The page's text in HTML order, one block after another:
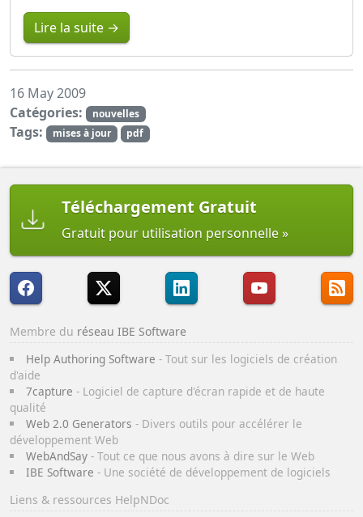
Lire la suite →
16 May 2009
Catégories:
nouvelles
Tags: mises à jour pdf
Téléchargement Gratuit
Gratuit pour utilisation personnelle
Membre du réseau IBE Software
Help Authoring Software - Tout sur les logiciels de création
d'aide
7capture - Logiciel de capture d'écran rapide et de haute
qualité
Web 2.0 Generators - Divers outils pour accélérer le
développement Web
WebAndSay- Tout ce que nous avons à dire sur le Web
IBE Software - Une société de développement de logiciels
Liens & ressources HelpNDoc